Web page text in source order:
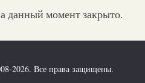
данный момент закрыто.
2026. Все права защищены.